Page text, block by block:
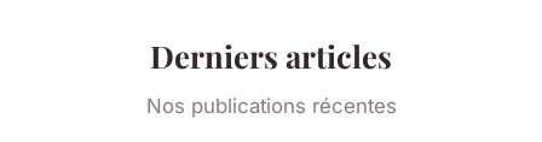
Derniers articles
Nos publications récentes